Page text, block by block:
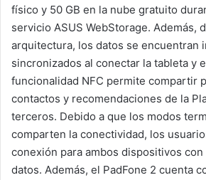
físico y 50 GB en la nube gratuito
servicio ASUS WebStorage. Además,
arquitectura, los datos se encuentran
sincronizados al conectar la tableta y
funcionalidad NFC permite compartir
contactos y recomendaciones de la
terceros. Debido a que los modos
comparten la conectividad, los
conexión para ambos dispositivos
datos. Además, el PadFone 2 cuenta